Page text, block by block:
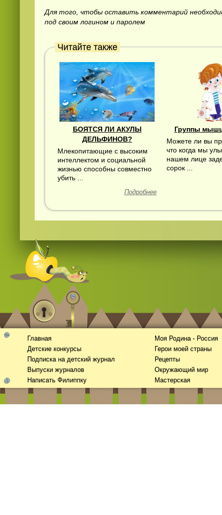
Для того, чтобы оставить комментарий
под своим логином и паролем
Читайте также
БОЯТСЯ ЛИ АКУЛЫ
ДЕЛЬФИНОВ?
Млекопитающие с высоким
интеллектом и социальной
жизнью способны совместно
убить ...
Подробнее
Группы
Можете ли вы
что когда мы
нашем лице
сорок ...
Главная
Детские конкурсы
Подписка на детский журнал
Выпуски журналов
Написать Филиппку
Моя Родина - Россия
Герои моей страны
Рецепты
Окружающий мир
Мастерская